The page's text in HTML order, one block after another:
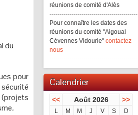
du
pour
(projets
.
réunions de comité d'Alès
--------------------------------------------
Pour connaître les dates des
réunions du comité "Aigoual
Cévennes Vidourle" contactez
nous
--------------------------------------------
Calendrier
<< Août 2026 >>
L M M J V S
D